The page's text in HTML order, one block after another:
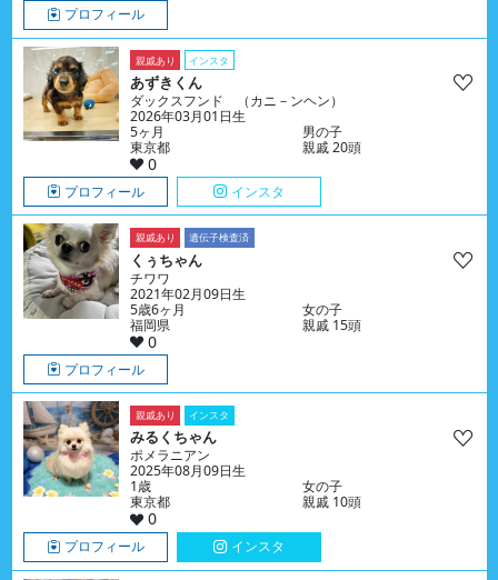
プロフィール
親戚あり インスタ
あずきくん
ダックスフンド （カニ－ンヘン）
2026年03月01日生
5ヶ月
男の子
東京都
親戚 20頭
0
プロフィール インスタ
親戚あり 遺伝子検査済
くぅちゃん
チワワ
2021年02月09日生
5歳6ヶ月
女の子
福岡県
親戚 15頭
0
プロフィール
親戚あり インスタ
みるくちゃん
ポメラニアン
2025年08月09日生
1歳
女の子
東京都
親戚 10頭
0
プロフィール インスタ